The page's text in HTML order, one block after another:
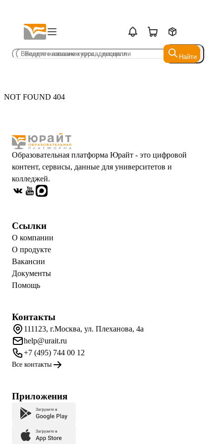
Найти
Найти
NOT FOUND 404
Образовательная платформа Юрайт - это цифровой
контент, сервисы, данные для университетов и
колледжей.
Ссылки
О компании
О продукте
Вакансии
Документы
Помощь
Контакты
111123, г.Москва, ул. Плеханова, 4а
help@urait.ru
+7 (495) 744 00 12
Все контакты
Приложения